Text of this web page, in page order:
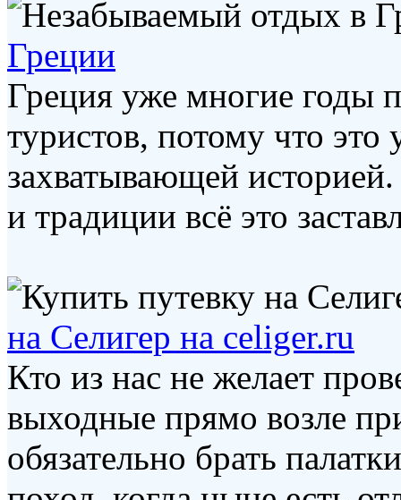
Греции
Греция уже многие годы
туристов, потому что это
захватывающей
и традиции всё это
на Селигер на celiger.ru
Кто из нас не желает
выходные прямо возле
обязательно брать